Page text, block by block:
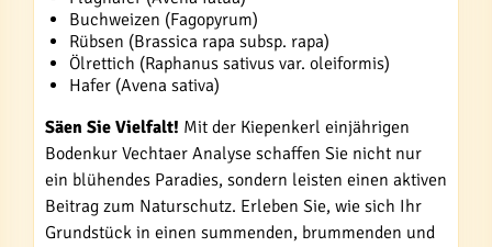
Buchweizen (Fagopyrum)
Rübsen (Brassica rapa subsp. rapa)
Ölrettich (Raphanus sativus var. oleiformis)
Hafer (Avena sativa)
Säen Sie Vielfalt! Mit der Kiepenkerl einjährigen
Bodenkur Vechtaer Analyse schaffen Sie nicht nur
ein blühendes Paradies, sondern leisten einen aktiven
Beitrag zum Naturschutz. Erleben Sie, wie sich Ihr
Grundstück in einen summenden, brummenden und